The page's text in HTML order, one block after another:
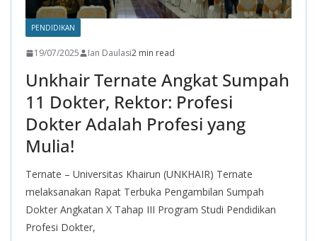
PENDIDIKAN
19/07/2025 Ian Daulasi2 min read
Unkhair Ternate Angkat Sumpah
11 Dokter, Rektor: Profesi
Dokter Adalah Profesi yang
Mulia!
Ternate – Universitas Khairun (UNKHAIR) Ternate
melaksanakan Rapat Terbuka Pengambilan Sumpah
Dokter Angkatan X Tahap III Program Studi Pendidikan
Profesi Dokter,